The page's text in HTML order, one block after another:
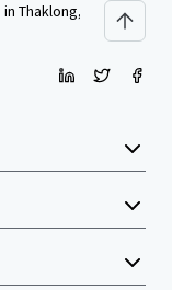
Thaklong, Lopburi